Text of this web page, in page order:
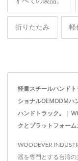
折りたたみ 軽
軽量スチールハンド
ショナルOEMODMハ
ハンドトラック。 |
クとプラットフォー
WOODEVER
器を専門とする台湾の